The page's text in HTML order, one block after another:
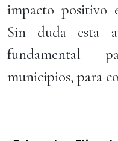
impacto positivo
Sin duda esta
fundamental
municipios, para